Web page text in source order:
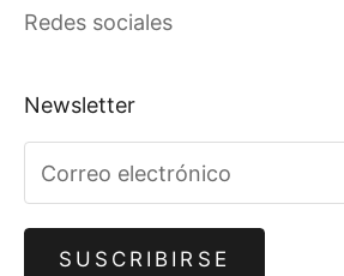
Redes sociales
Newsletter
SUSCRIBIRSE